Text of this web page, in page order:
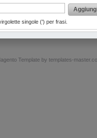
singole (') per frasi.
Template by templates-